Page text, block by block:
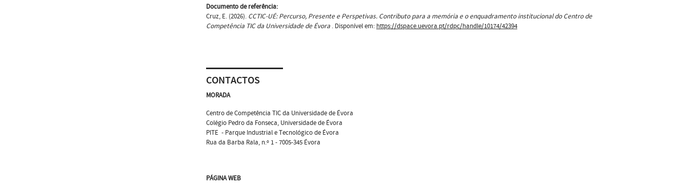
Documento de referência:
Cruz, E. (2026). CCTIC-UÉ: Percurso, Presente e Perspetivas. Contributo para a memória e o enquadramento institucional do Centro de
Competência TIC da Universidade de Évora . Disponível em: https://dspace.uevora.pt/rdpc/handle/10174/42394
CONTACTOS
MORADA
Centro de Competência TIC da Universidade de Évora
Colégio Pedro da Fonseca, Universidade de Évora
PITE - Parque Industrial e Tecnológico de Évora
Rua da Barba Rala, n.º 1 - 7005-345 Évora
PÁGINA WEB